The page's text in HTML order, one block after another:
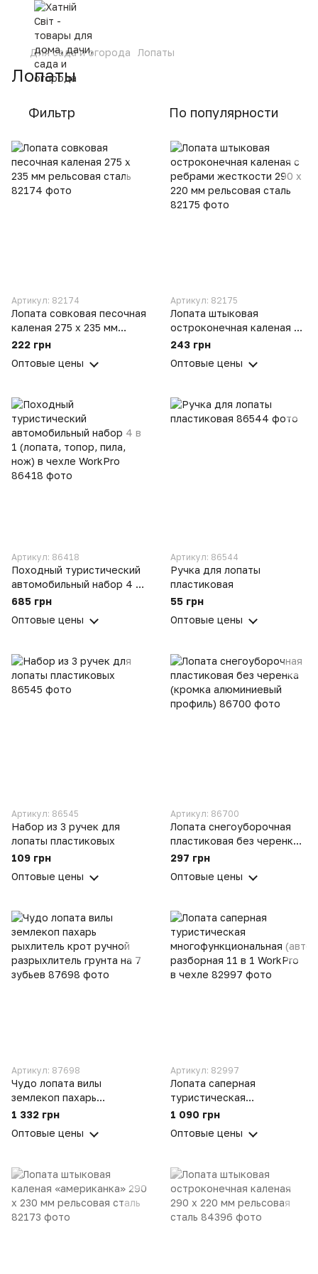
Для сада и огорода Лопаты
Лопаты
Фильтр По популярности
Артикул: 82174
Лопата совковая песочная
каленая 275 х 235 мм
рельсовая сталь
222 грн
Оптовые цены
Артикул: 82175
Лопата штыковая
остроконечная каленая с
ребрами жесткости 290 х
243 грн
Оптовые цены
Артикул: 86418
Походный туристический
автомобильный набор 4 в
1 (лопата, топор, пила,
685 грн
Оптовые цены
Артикул: 86544
Ручка для лопаты
пластиковая
55 грн
Оптовые цены
Артикул: 86545
Набор из 3 ручек для
лопаты пластиковых
109 грн
Оптовые цены
Артикул: 86700
Лопата снегоуборочная
пластиковая без черенка
(кромка алюминиевый
297 грн
Оптовые цены
Артикул: 87698
Чудо лопата вилы
землекоп пахарь
рыхлитель крот ручной
зубьев
1 332 грн
Оптовые цены
Артикул: 82997
Лопата саперная
туристическая
многофункциональная (авт
в 1 WorkPro в чехле
1 090 грн
Оптовые цены